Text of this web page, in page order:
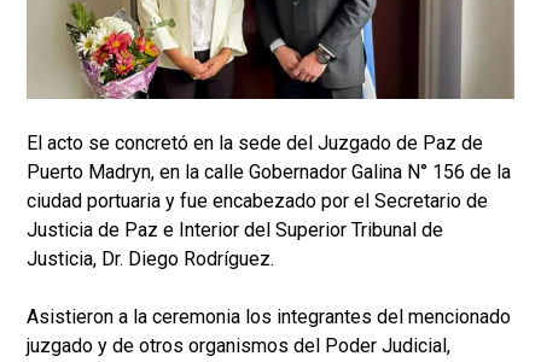
El acto se concretó en la sede del Juzgado de Paz de
Puerto Madryn, en la calle Gobernador Galina N° 156 de la
ciudad portuaria y fue encabezado por el Secretario de
Justicia de Paz e Interior del Superior Tribunal de
Justicia, Dr. Diego Rodríguez.
Asistieron a la ceremonia los integrantes del mencionado
juzgado y de otros organismos del Poder Judicial,